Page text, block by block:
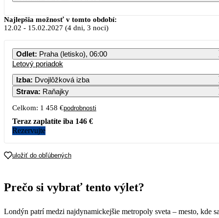
Február 2027
PO UT ST ŠT PI SO NE
15 16
22 23 24 25 26 27 28
Najlepšia možnosť v tomto období:
12.02 - 15.02.2027 (4 dni, 3 noci)
Odlet: Praha (letisko), 06:00
Letový poriadok
Izba: Dvojlôžková izba
Strava: Raňajky
Celkom: 1 458 €podrobnosti
Teraz zaplatíte iba 146 €
Rezervujte
uložiť do obľúbených
Prečo si vybrať tento výlet?
Londýn patrí medzi najdynamickejšie metropoly sveta – mesto, kde